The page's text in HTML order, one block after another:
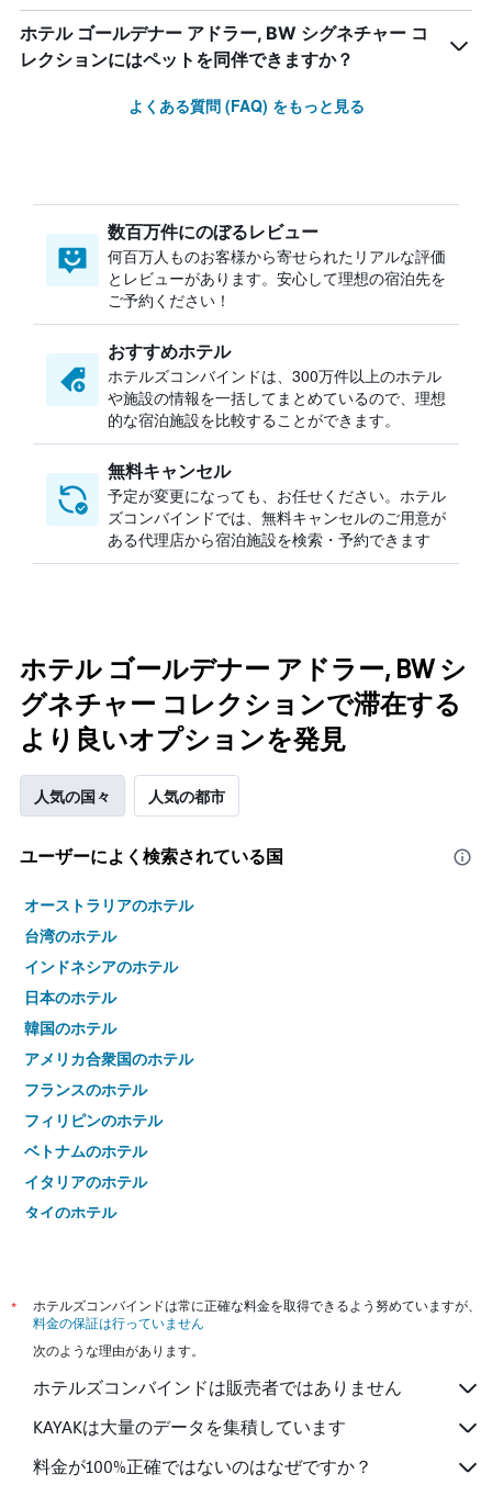
ホテル ゴールデナー アドラー, BW シグネチャー コ
レクションにはペットを同伴できますか？
よくある質問 (FAQ) をもっと見る
数百万件にのぼるレビュー
何百万人ものお客様から寄せられたリアルな評価
とレビューがあります。安心して理想の宿泊先を
ご予約ください！
おすすめホテル
ホテルズコンバインドは、300万件以上のホテル
や施設の情報を一括してまとめているので、理想
的な宿泊施設を比較することができます。
無料キャンセル
予定が変更になっても、お任せください。ホテル
ズコンバインドでは、無料キャンセルのご用意が
ある代理店から宿泊施設を検索・予約できます
ホテル ゴールデナー アドラー, BW シ
グネチャー コレクションで滞在する
より良いオプションを発見
人気の国々 人気の都市
ユーザーによく検索されている国
オーストラリアのホテル
台湾のホテル
インドネシアのホテル
日本のホテル
韓国のホテル
アメリカ合衆国のホテル
フランスのホテル
フィリピンのホテル
ベトナムのホテル
イタリアのホテル
タイのホテル
*
ホテルズコンバインドは常に正確な料金を取得できるよう努めていますが、
料金の保証は行っていません
次のような理由があります。
ホテルズコンバインドは販売者ではありません
KAYAKは大量のデータを集積しています
料金が100%正確ではないのはなぜですか？